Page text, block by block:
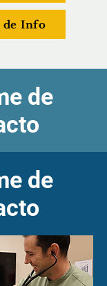
de Info
de
de